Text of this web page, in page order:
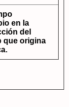
en la
del
que origina